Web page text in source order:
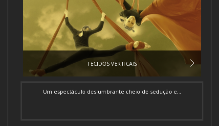
TECIDOS VERTICAIS
Um espectáculo deslumbrante cheio de sedução e...